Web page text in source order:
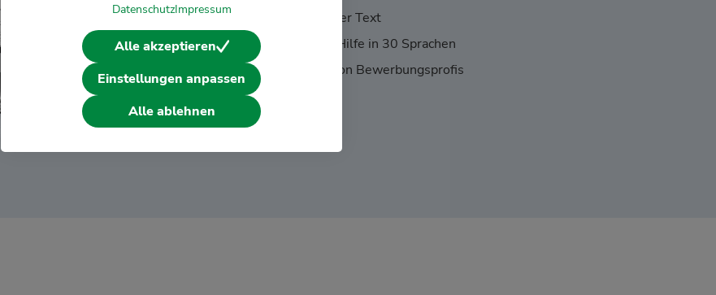
Automatischer Text
Intelligente Hilfe in 30 Sprachen
Empfohlen von Bewerbungsprofis
DatenschutzImpressum
Alle akzeptieren
Einstellungen anpassen
Alle ablehnen